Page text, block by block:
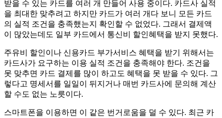
받을 수 있는 카드를 여러 개 만들어 사용 중이다. 카드사 실적
을 최대한 맞추려고 하지만 카드가 여러 개다 보니 모든 카드
의 실적 조건을 충족했는지 확인할 수 없었다. 그래서 결제액
이 많았는데도 일부 카드에서 통신비 할인혜택을 받지 못했다.
주유비 할인이나 신용카드 부가서비스 혜택을 받기 위해서는
카드사가 요구하는 이용 실적 조건을 충족해야 한다. 조건을
못 맞추면 카드 결제를 많이 하고도 혜택을 못 받을 수 있다. 그
렇다고 명세서를 일일이 뒤지거나 매번 카드사에 문의해 계산
할 수도 없는 노릇이다.
스마트폰을 이용하면 이 같은 번거로움을 덜 수 있다. 최근 카